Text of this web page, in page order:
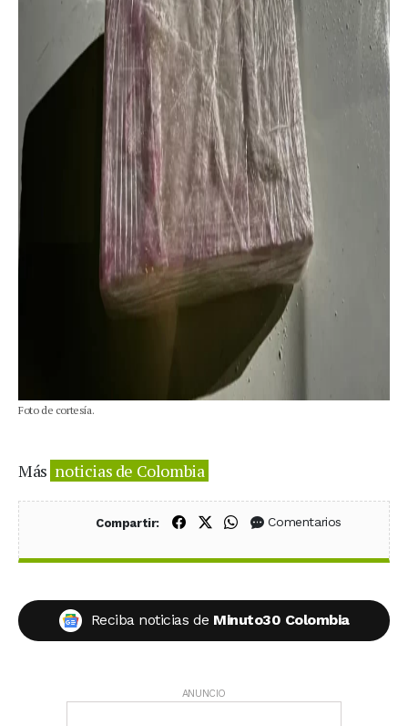
Foto de cortesía.
Más noticias de Colombia
Compartir: Compartir en Facebook
Compartir en X (Twitter)
Compartir en WhatsApp
Comentarios
Reciba noticias de Minuto30 Colombia
ANUNCIO